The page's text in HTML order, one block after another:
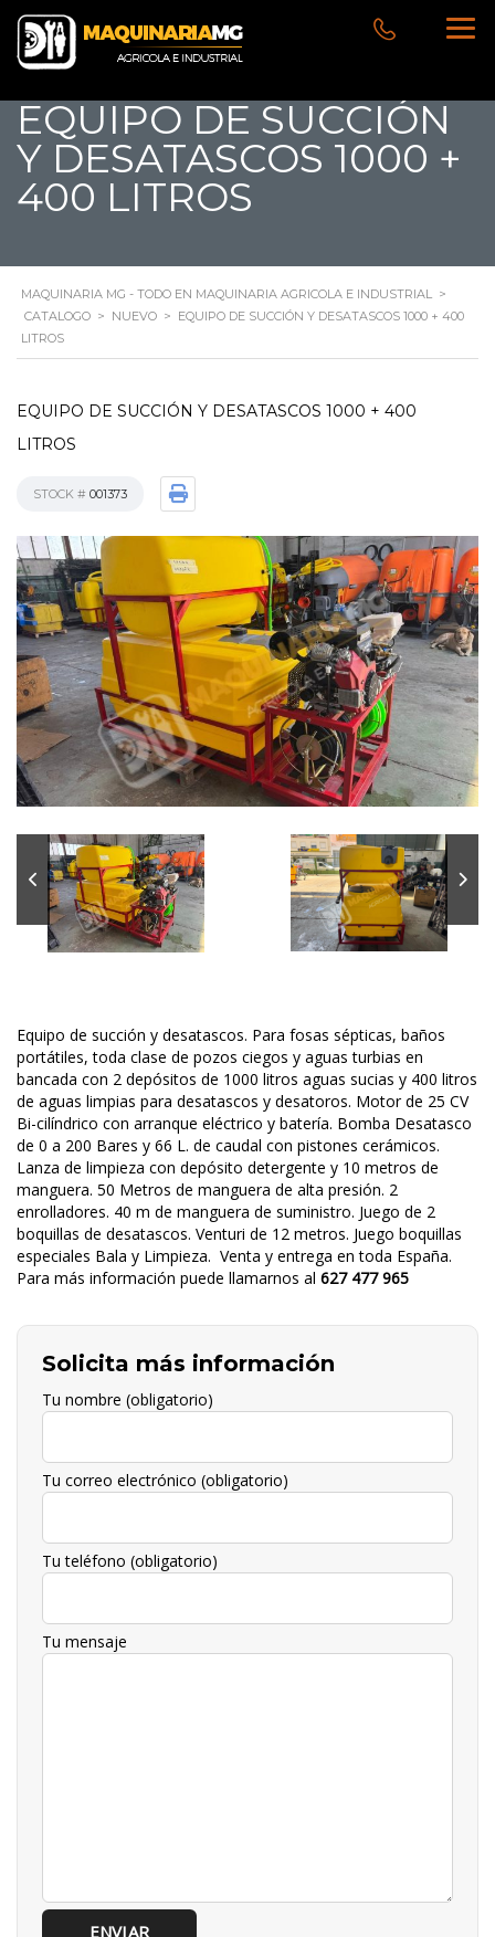
EQUIPO DE SUCCIÓN
Y DESATASCOS 1000 +
400 LITROS
MAQUINARIA MG - TODO EN MAQUINARIA AGRICOLA E INDUSTRIAL >
CATALOGO > NUEVO > EQUIPO DE SUCCIÓN Y DESATASCOS 1000 + 400
LITROS
EQUIPO DE SUCCIÓN Y DESATASCOS 1000 + 400
LITROS
STOCK # 001373
Equipo de succión y desatascos. Para fosas sépticas, baños
portátiles, toda clase de pozos ciegos y aguas turbias en
bancada con 2 depósitos de 1000 litros aguas sucias y 400 litros
de aguas limpias para desatascos y desatoros. Motor de 25 CV
Bi-cilíndrico con arranque eléctrico y batería. Bomba Desatasco
de 0 a 200 Bares y 66 L. de caudal con pistones cerámicos.
Lanza de limpieza con depósito detergente y 10 metros de
manguera. 50 Metros de manguera de alta presión. 2
enrolladores. 40 m de manguera de suministro. Juego de 2
boquillas de desatascos. Venturi de 12 metros. Juego boquillas
especiales Bala y Limpieza. Venta y entrega en toda España.
Para más información puede llamarnos al 627 477 965
Solicita más información
Tu nombre (obligatorio)
Tu correo electrónico (obligatorio)
Tu teléfono (obligatorio)
Tu mensaje